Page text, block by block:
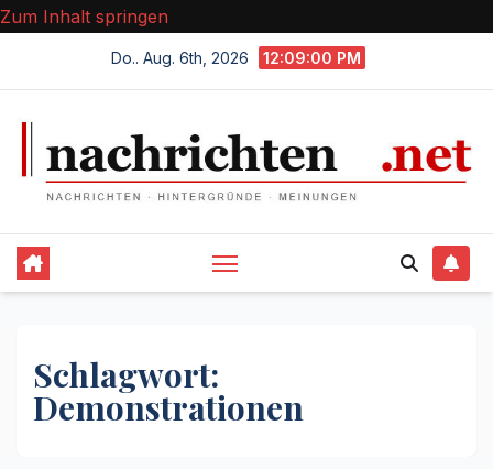
Zum Inhalt springen
Do.. Aug. 6th, 2026 12:09:00 PM
Schlagwort:
Demonstrationen